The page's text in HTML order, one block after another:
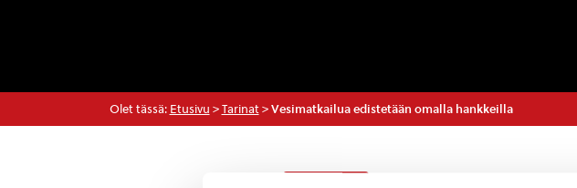
Olet tässä: Etusivu > Tarinat> Vesimatkailua edistetään omalla hankkeilla